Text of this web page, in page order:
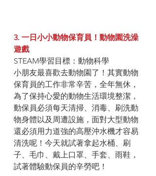
3. 一日小小動物保育員！動物園洗澡
遊戲
STEAM學習目標：動物科學
小朋友最喜歡去動物園了！其實動物
保育員的工作非常辛苦，全年無休，
為了保持心愛的動物生活環境整潔，
動保員必須每天清掃、消毒、刷洗動
物身體以及周遭設施，面對大型動物
還必須用力道強的高壓沖水機才容易
清洗呢！今天就試著拿起水桶、刷
子、毛巾、戴上口罩、手套、雨鞋，
試著體驗動保員的辛勞吧！